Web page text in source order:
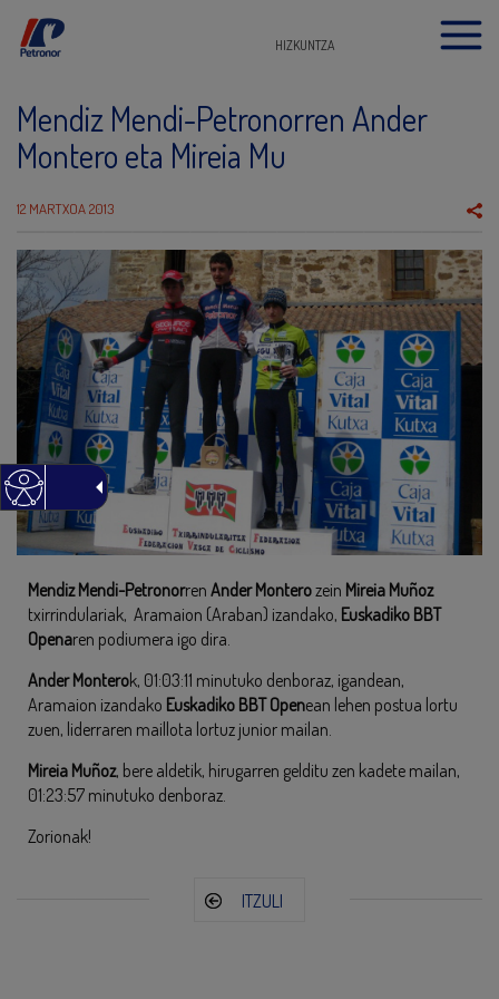
HIZKUNTZA
Mendiz Mendi-Petronorren Ander
Montero eta Mireia Mu
12 MARTXOA 2013
Mendiz Mendi-Petronorren Ander Monterozein Mireia Muñoz
txirrindulariak, Aramaion (Araban) izandako, Euskadiko BBT
Openaren podiumera igo dira.
Ander Monterok, 01:03:11 minutuko denboraz, igandean,
Aramaion izandako Euskadiko BBT Openean lehen postua lortu
zuen, liderraren maillota lortuz junior mailan.
Mireia Muñoz, bere aldetik, hirugarren gelditu zen kadete mailan,
01:23:57 minutuko denboraz.
Zorionak!
ITZULI